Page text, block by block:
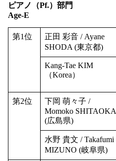
ピアノ（Pf.）部門
Age-E
第1位
正田 彩音 / Ayane
SHODA (東京都)
Kang-Tae KIM
（Korea）
第2位
下岡 萌々子 /
Momoko SHITAOKA
(広島県)
水野 貴文 / Takafumi
MIZUNO (岐阜県)